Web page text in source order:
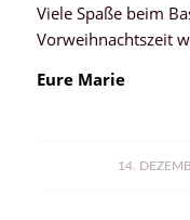
Viele Spaße beim
Vorweihnachtszeit
Eure Marie
14. /